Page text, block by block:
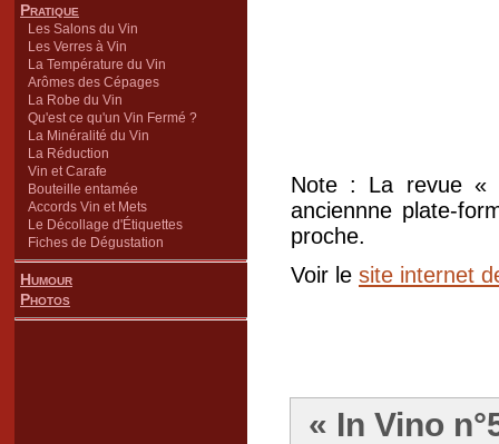
Pratique
Les Salons du Vin
Les Verres à Vin
La Température du Vin
Arômes des Cépages
La Robe du Vin
Qu'est ce qu'un Vin Fermé ?
La Minéralité du Vin
La Réduction
Vin et Carafe
Bouteille entamée
Accords Vin et Mets
Le Décollage d'Étiquettes
Fiches de Dégustation
Humour
Photos
Note : La revue «
anciennne plate-
proche.
Voir le site internet
« In Vino